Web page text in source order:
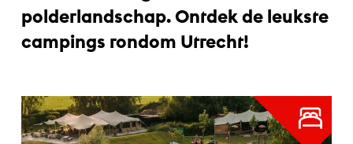
polderlandschap. Ontdek de leukste
campings rondom Utrecht!